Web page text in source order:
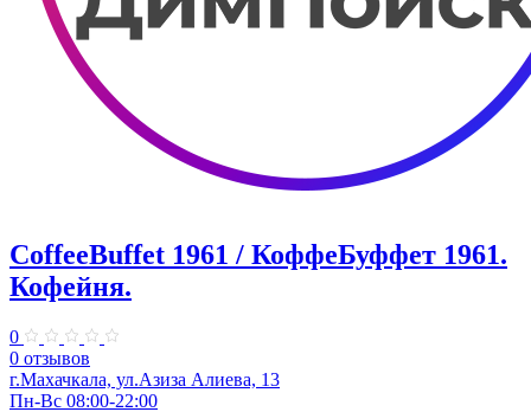
CoffeeBuffet 1961 / КоффеБуффет 1961.
Кофейня.
0
0 отзывов
г.Махачкала, ул.Азиза Алиева, 13
Пн-Вс 08:00-22:00